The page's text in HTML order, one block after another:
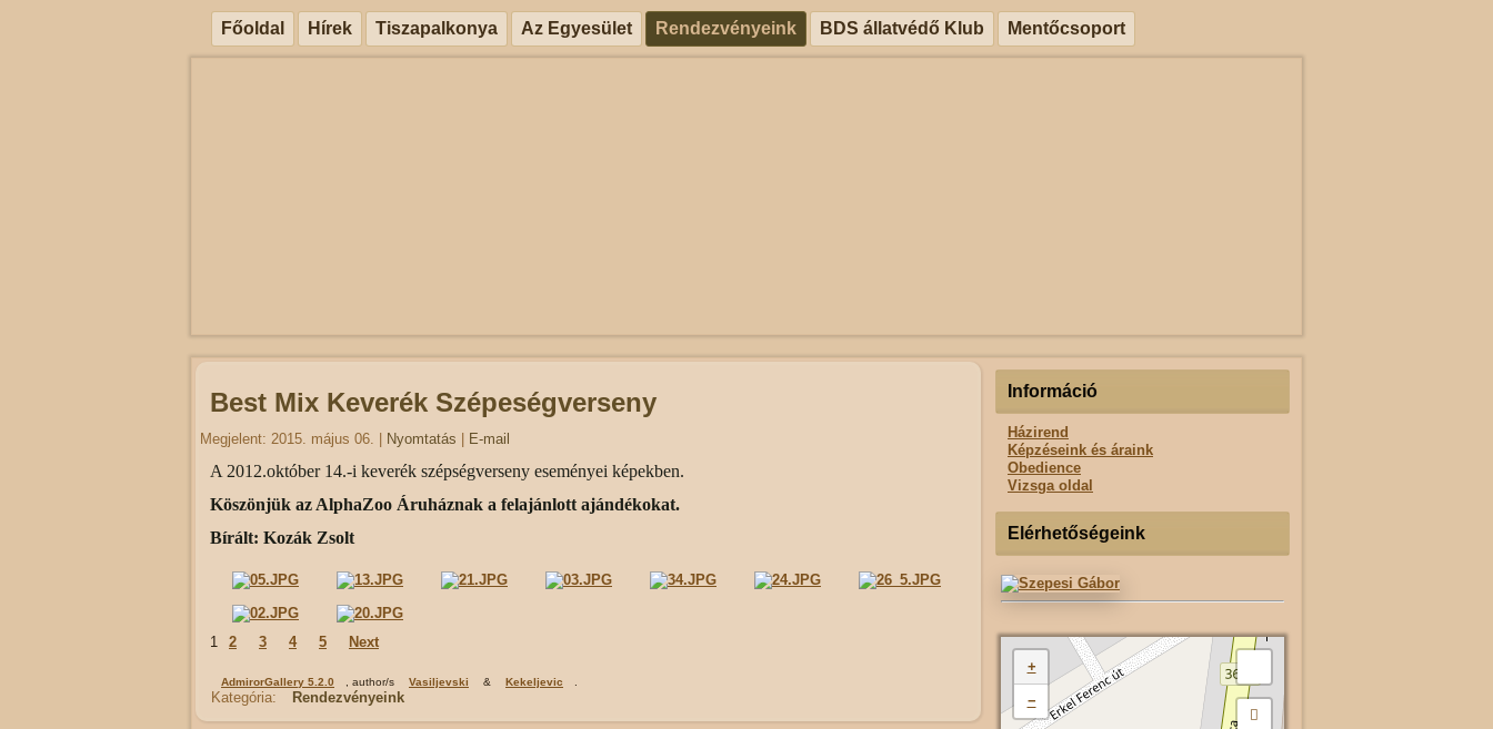
Főoldal Hírek Tiszapalkonya Az Egyesület Rendezvényeink BDS állatvédő Klub Mentőcsoport
Best Mix Keverék Szépeségverseny
Megjelent: 2015. május 06. Nyomtatás E-mail
A 2012.október 14.-i keverék szépségverseny eseményei képekben.
Köszönjük az AlphaZoo Áruháznak a felajánlott ajándékokat.
Bírált: Kozák Zsolt
1 2 3 4 5 Next
AdmirorGallery 5.2.0 , author/s Vasiljevski & Kekeljevic
Kategória: Rendezvényeink
Információ
Házirend
Képzéseink és áraink
Obedience
Vizsga oldal
Elérhetőségeink
+
−